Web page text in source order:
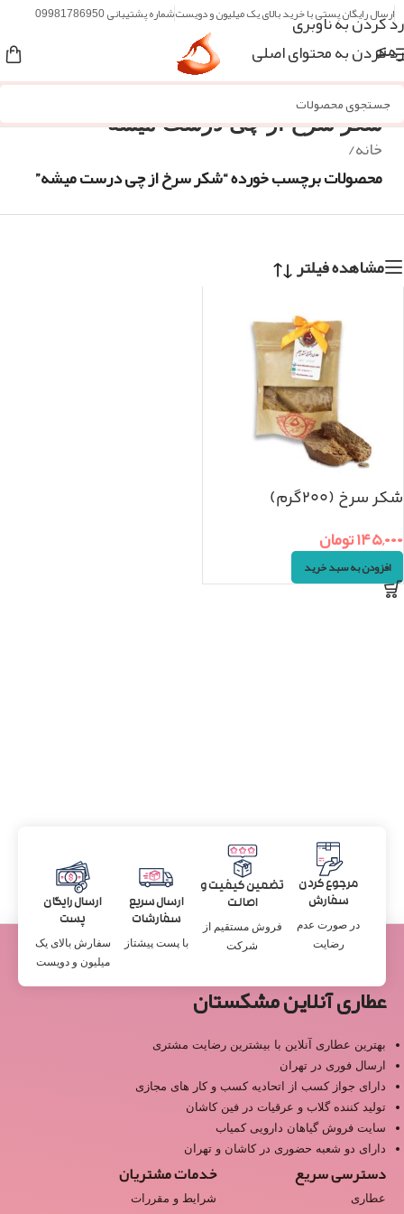
رد کردن به ناوبری
رد کردن به محتوای اصلی
ارسال رایگان پستی با خرید بالای یک میلیون و دویستشماره پشتیبانی 09981786950
منو
شکر سرخ از چی درست میشه
خانه/
محصولات برچسب خورده “شکر سرخ از چی درست میشه”
مشاهده فیلتر
شکر سرخ (۲۰۰گرم)
۱۴۵,۰۰۰تومان
افزودن به سبد خرید
مرجوع کردن
سفارش
در صورت عدم
رضایت
تضمین کیفیت و
اصالت
فروش مستقیم از
شرکت
ارسال سریع
سفارشات
با پست پیشتاز
ارسال رایگان
پست
سفارش بالای یک
میلیون و دویست
عطاری آنلاین مشکستان
بهترین عطاری آنلاین با بیشترین رضایت مشتری
ارسال فوری در تهران
دارای جواز کسب از اتحادیه کسب و کار های مجازی
تولید کننده گلاب و عرقیات در فین کاشان
سایت فروش گیاهان دارویی کمیاب
دارای دو شعبه حضوری در کاشان و تهران
دسترسی سریع
عطاری
خدمات مشتریان
شرایط و مقررات